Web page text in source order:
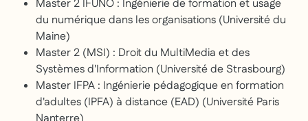
Master 2 IFUNO : Ingénierie de formation et usage
du numérique dans les organisations (Université du
Maine)
Master 2 (MSI) : Droit du MultiMedia et des
Systèmes d'Information (Université de Strasbourg)
Master IFPA : Ingénierie pédagogique en formation
d'adultes (IPFA) à distance (EAD) (Université Paris